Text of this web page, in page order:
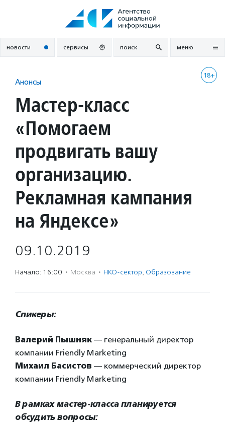
новости сервисы поиск меню
18+
Анонсы
Мастер-класс
«Помогаем
продвигать вашу
организацию.
Рекламная кампания
на Яндексе»
09.10.2019
Начало: 16:00 · Москва · НКО-сектор, Образование
Спикеры:
Валерий Пышняк— генеральный директор
компании Friendly Marketing
Михаил Басистов — коммерческий директор
компании Friendly Marketing
В рамках мастер-класса планируется
обсудить вопросы: